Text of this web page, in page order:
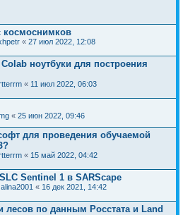
космоснимков
« 27 июл 2022, 12:08
ноутбуки для построения
« 11 июл 2022, 06:03
« 25 июн 2022, 09:46
для проведения обучаемой
« 15 май 2022, 04:42
Sentinel 1 в SARScape
« 16 дек 2021, 14:42
лесов по данным Росстата и Land